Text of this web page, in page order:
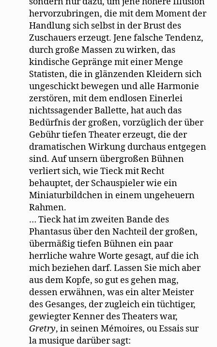
hervorzubringen, die mit dem Moment der
Handlung sich selbst in der Brust des
Zuschauers erzeugt. Jene falsche Tendenz,
durch große Massen zu wirken, das
kindische Gepränge mit einer Menge
Statisten, die in glänzenden Kleidern sich
ungeschickt bewegen und alle Harmonie
zerstören, mit dem endlosen Einerlei
nichtssagender Ballette, hat auch das
Bedürfnis der großen, vorzüglich der über
Gebühr tiefen Theater erzeugt, die der
dramatischen Wirkung durchaus entgegen
sind. Auf unsern übergroßen Bühnen
verliert sich, wie Tieck mit Recht
behauptet, der Schauspieler wie ein
Miniaturbildchen in einem ungeheuern
Rahmen.
… Tieck hat im zweiten Bande des
Phantasus über den Nachteil der großen,
übermäßig tiefen Bühnen ein paar
herrliche wahre Worte gesagt, auf die ich
mich beziehen darf. Lassen Sie mich aber
aus dem Kopfe, so gut es gehen mag,
dessen erwähnen, was ein alter Meister
des Gesanges, der zugleich ein tüchtiger,
gewiegter Kenner des Theaters war,
Gretry, in seinen Mémoires, ou Essais sur
la musique darüber sagt: